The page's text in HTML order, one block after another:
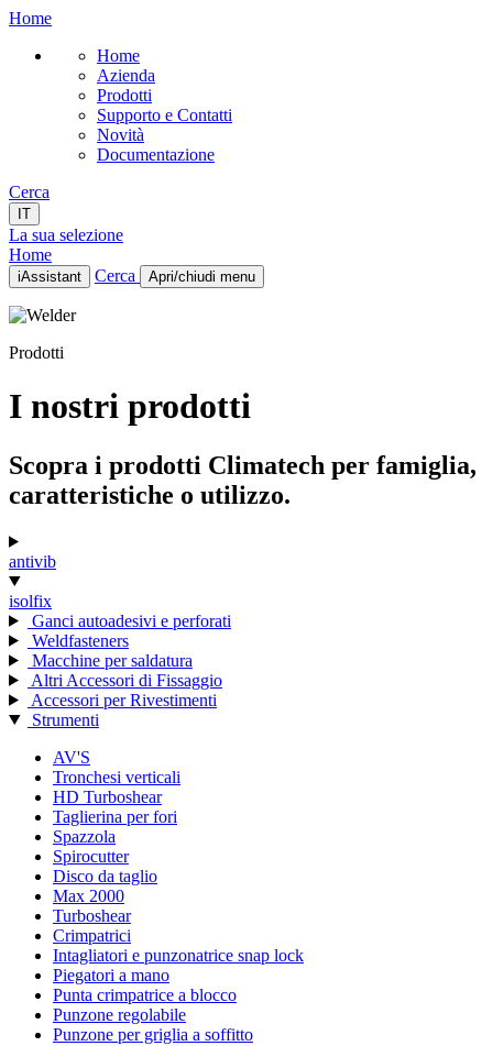
Home
Home
Azienda
Prodotti
Supporto e Contatti
Novità
Documentazione
Cerca
IT
La sua selezione
Home
iAssistant Cerca Apri/chiudi menu
Home
Prodotti
Novità
Documentazione
Prodotti
I nostri prodotti
Scopra i prodotti Climatech per famiglia,
caratteristiche o utilizzo.
antivib
isolfix
Ganci autoadesivi e perforati
Weldfasteners
Macchine per saldatura
Altri Accessori di Fissaggio
Accessori per Rivestimenti
Strumenti
AV'S
Tronchesi verticali
HD Turboshear
Taglierina per fori
Spazzola
Spirocutter
Disco da taglio
Max 2000
Turboshear
Crimpatrici
Intagliatori e punzonatrice snap lock
Piegatori a mano
Punta crimpatrice a blocco
Punzone regolabile
Punzone per griglia a soffitto